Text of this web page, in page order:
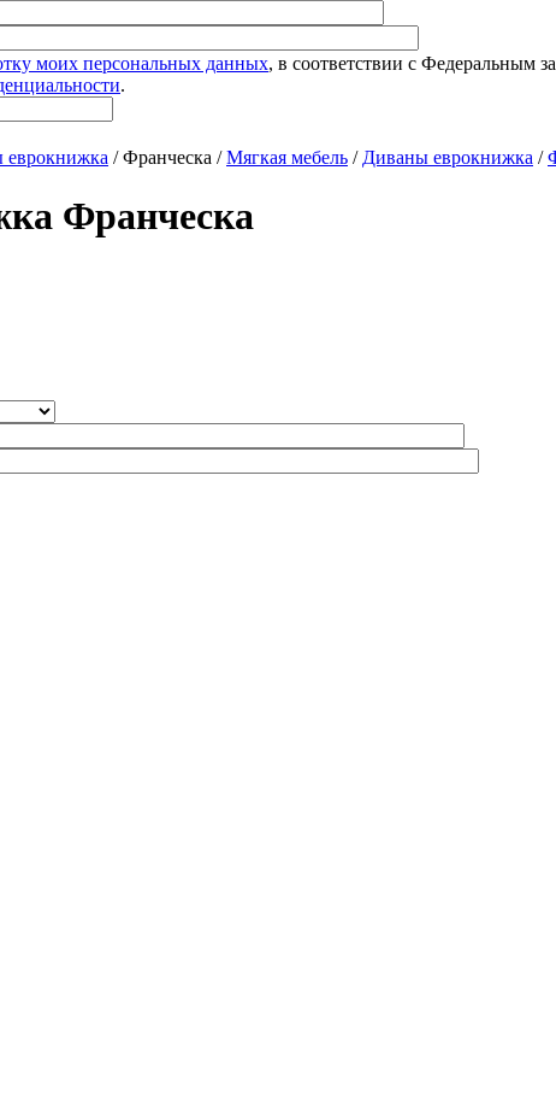
моих персональных данных, в соответствии с Федеральным
.
еврокнижка / Франческа /Мягкая мебель / Диваны еврокнижка /
Франческа